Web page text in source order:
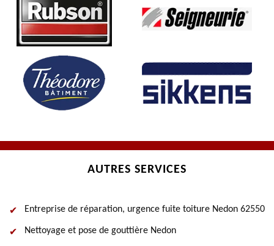
AUTRES SERVICES
Entreprise de réparation, urgence fuite toiture Nedon 62550
Nettoyage et pose de gouttière Nedon